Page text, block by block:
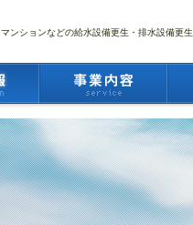
マンションなどの給水設備更生・排水設備更